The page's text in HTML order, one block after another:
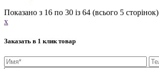
Показано з 16 по 30 із 64 (всього 5 сторінок)
x
Заказать в 1 клик товар